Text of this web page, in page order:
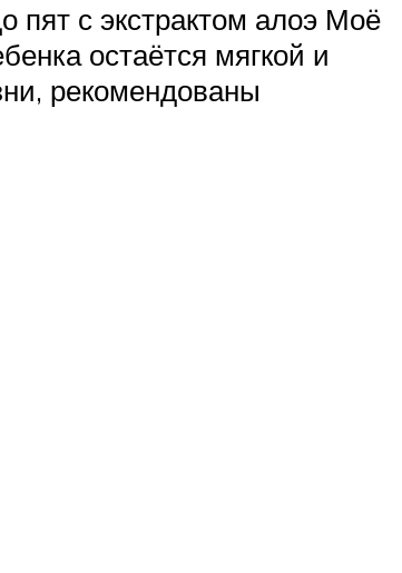
с экстрактом алоэ Моё
остаётся мягкой и
рекомендованы